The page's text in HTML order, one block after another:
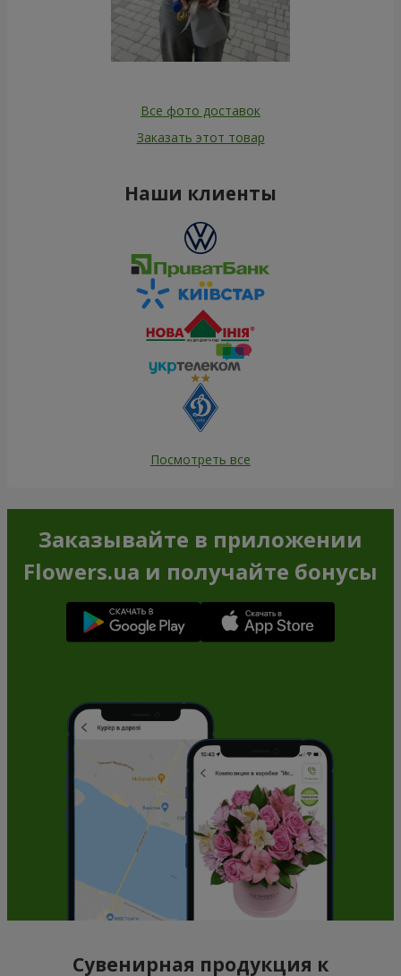
Все фото доставок
Заказать этот товар
Наши клиенты
Посмотреть все
Заказывайте в приложении
Flowers.ua и получайте бонусы
Сувенирная продукция к